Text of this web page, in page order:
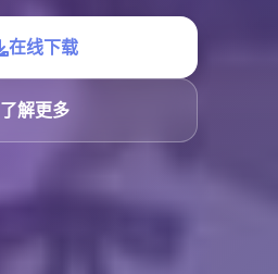
在线下载
了解更多